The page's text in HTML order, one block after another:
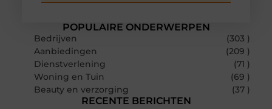
POPULAIRE ONDERWERPEN
Bedrijven
(303 )
Aanbiedingen
(209 )
Dienstverlening
(71 )
Woning en Tuin
(69 )
Beauty en verzorging
(37 )
RECENTE BERICHTEN